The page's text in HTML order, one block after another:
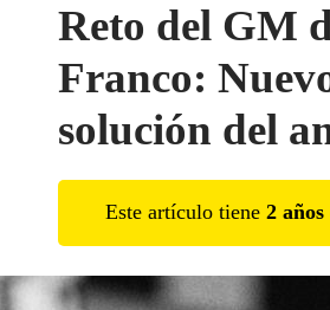
Reto del GM
Franco:
solución del
Este artículo tiene 2 años